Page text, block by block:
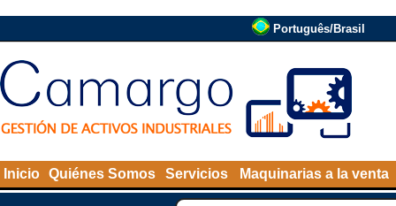
Português/Brasil
Inicio Quiénes Somos Servicios Maquinarias a la venta